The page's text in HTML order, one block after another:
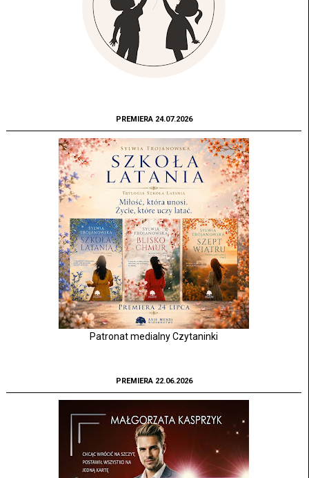
PREMIERA 24.07.2026
Patronat medialny Czytaninki
PREMIERA 22.06.2026